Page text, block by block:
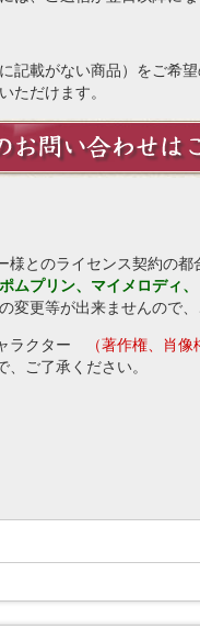
記載がない商品）をご希
ただけます。
とのライセンス契約の都
ムプリン、マイメロディ
更等が出来ませんので
ラクター
（著作権、肖
、ご了承ください。